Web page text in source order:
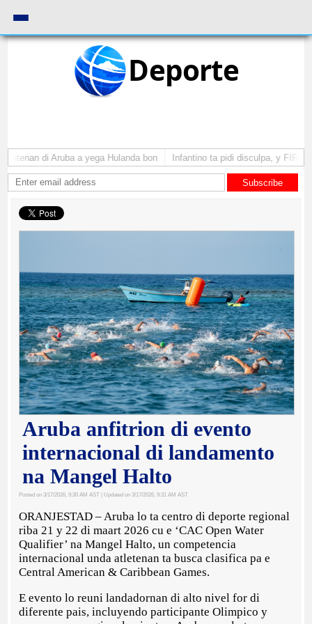
Deporte
di Aruba a yega Hulanda bon Infantino ta pidi disculpa, y FIFA
Subscribe
Aruba anfitrion di evento
internacional di landamento
na Mangel Halto
Posted on 3/17/2026, 9:30 AM AST | Updated on 3/17/2026, 9:31 AM AST
ORANJESTAD – Aruba lo ta centro di deporte regional
riba 21 y 22 di maart 2026 cu e ‘CAC Open Water
Qualifier’ na Mangel Halto, un competencia
internacional unda atletenan ta busca clasifica pa e
Central American & Caribbean Games.
E evento lo reuni landadornan di alto nivel for di
diferente pais, incluyendo participante Olimpico y